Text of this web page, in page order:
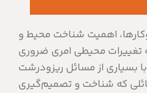
اهمیت شناخت محیط و
محیطی امری ضروری
بسیاری از مسائل ریزودرشت
که شناخت و تصمیم‌گیری